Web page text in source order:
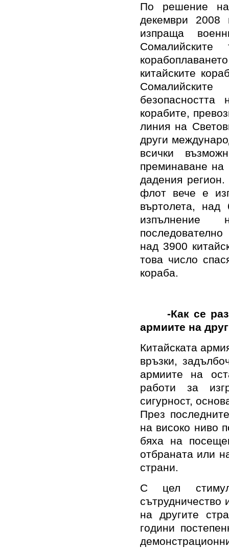
По решение
декември 2008
изпраща
китайските
корабите,
линия на
други
всички
преминаване на
дадения
флот вече е
въртолета,
изпълнение
над 3900
това число
кораба.
-Как се
армиите на
Китайската
връзки,
армиите на
работи за
сигурност,
През
на високо ниво
бяха на
отбраната или
страни.
С цел
сътрудничество
на другите
години